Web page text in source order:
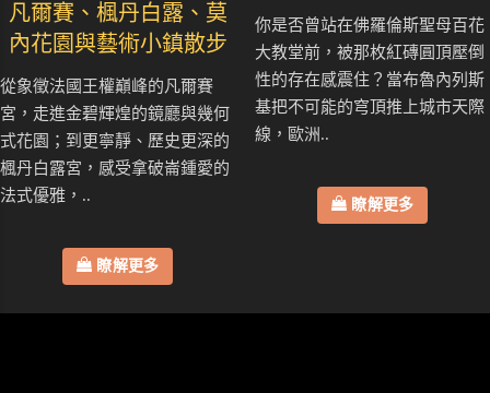
凡爾賽、楓丹白露、莫
內花園與藝術小鎮散步
從象徵法國王權巔峰的凡爾賽
宮，走進金碧輝煌的鏡廳與幾何
式花園；到更寧靜、歷史更深的
楓丹白露宮，感受拿破崙鍾愛的
法式優雅，..
瞭解更多
你是否曾站在佛羅倫斯聖母百花
大教堂前，被那枚紅磚圓頂壓倒
性的存在感震住？當布魯內列斯
基把不可能的穹頂推上城市天際
線，歐洲..
瞭解更多